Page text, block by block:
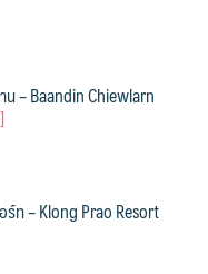
น – Baandin Chiewlarn
ท – Klong Prao Resort